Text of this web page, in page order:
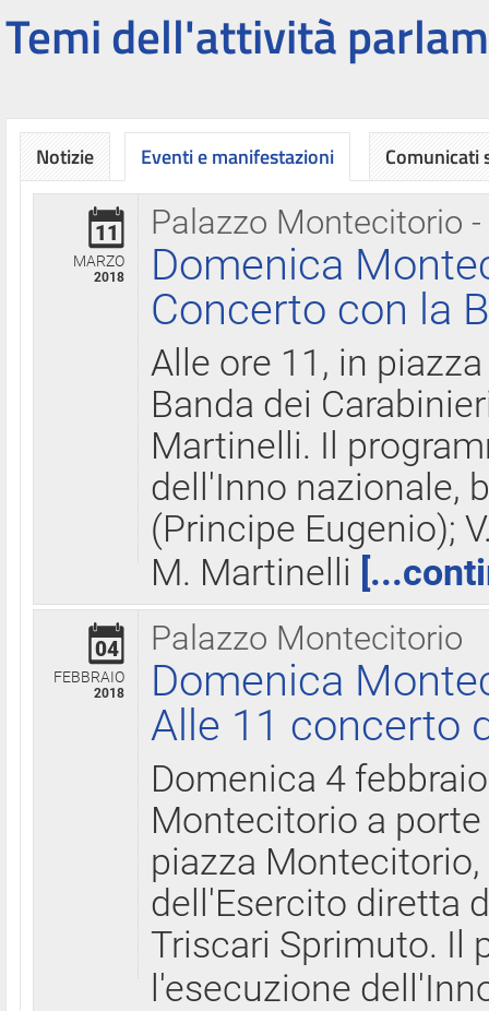
Temi dell'attività
Notizie Eventi e manifestazioni
Palazzo Montecitorio
11
MARZO
2018
Domenica
Concerto con la
Alle ore 11, in
Banda dei
Martinelli. Il
dell'Inno nazionale,
(Principe Eugenio);
M. Martinelli
Palazzo Montecitorio
04
FEBBRAIO
2018
Domenica
Alle 11 concerto
Domenica 4
Montecitorio a
piazza
dell'Esercito diretta
Triscari Sprimuto. Il
l'esecuzione
Comunicati